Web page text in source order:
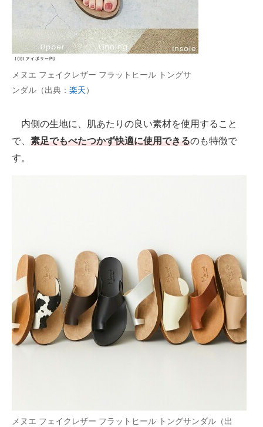
メヌエ フェイクレザー フラットヒール トングサ
ンダル（出典： 楽天）
内側の生地に、肌あたりの良い素材を使用すること
で、 素足でもべたつかず快適に使用できるのも特徴で
す。
メヌエ フェイクレザー フラットヒール トングサンダル（出